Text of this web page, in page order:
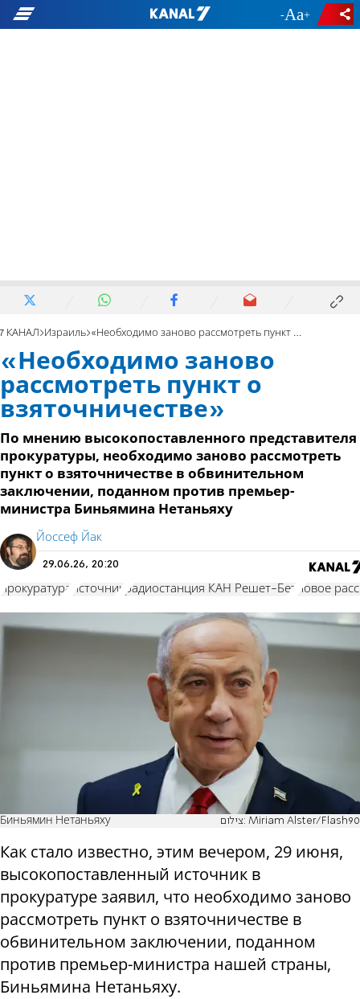
- +
7 КАНАЛ Израиль «Необходимо заново рассмотреть пункт о взяточничестве»
«Необходимо заново
рассмотреть пункт о
взяточничестве»
По мнению высокопоставленного представителя
прокуратуры, необходимо заново рассмотреть
пункт о взяточничестве в обвинительном
заключении, поданном против премьер-
министра Биньямина Нетаньяху
Йоссеф Йак
29.06.26, 20:20
прокуратура источник радиостанция КАН Решет-Бет новое
Биньямин Нетаньяху צילום: Miriam Alster/Flash90
Как стало известно, этим вечером, 29 июня,
высокопоставленный источник в
прокуратуре заявил, что необходимо заново
рассмотреть пункт о взяточничестве в
обвинительном заключении, поданном
против премьер-министра нашей страны,
Биньямина Нетаньяху.